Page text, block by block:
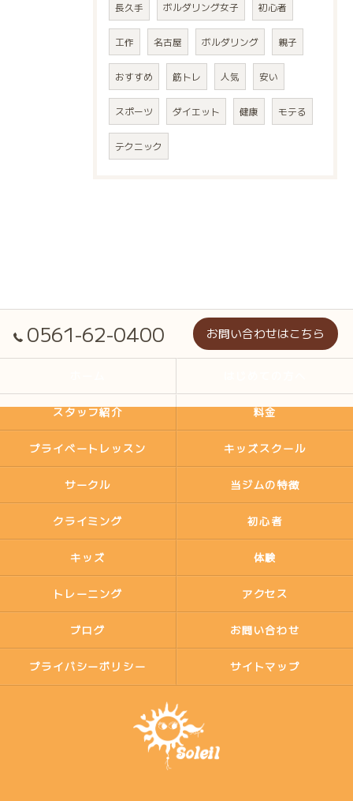
長久手 ボルダリング女子 初心者
工作 名古屋 ボルダリング 親子
おすすめ 筋トレ 人気 安い
スポーツ ダイエット 健康 モテる
テクニック
0561-62-0400 お問い合わせはこちら
スタッフ紹介 料金
プライベートレッスン キッズスクール
サークル 当ジムの特徴
クライミング 初心者
キッズ 体験
トレーニング アクセス
ブログ お問い合わせ
プライバシーポリシー サイトマップ